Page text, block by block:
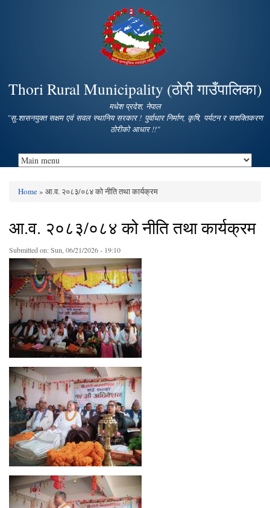
main
content
Thori Rural Municipality (ठोरी गाउँपालिका)
मधेश प्रदेश, नेपाल
"सु-शासनयुक्त सक्षम एवं सवल स्थानिय सरकार ! पुर्वाधार निर्माण, कृषि, पर्यटन र सशक्तिकरण
ठोरीको आधार !!"
Home» आ.व. २०८३/०८४ को नीति तथा कार्यक्रम
आ.व. २०८३/०८४ को नीति तथा कार्यक्रम
Submitted on:Sun, 06/21/2026 - 19:10